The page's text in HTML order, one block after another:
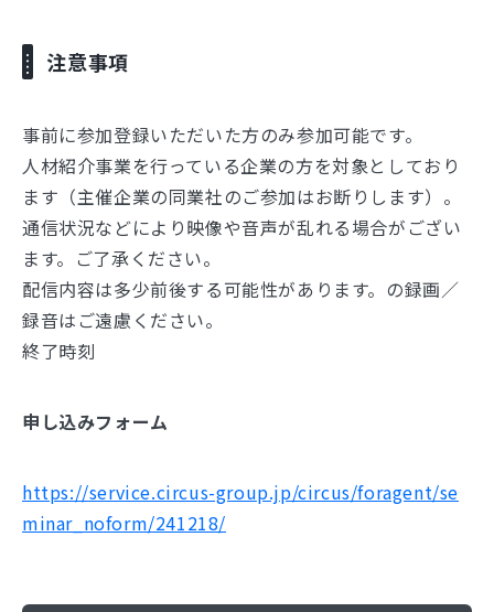
注意事項
事前に参加登録いただいた方のみ参加可能です。
人材紹介事業を行っている企業の方を対象としており
ます（主催企業の同業社のご参加はお断りします）。
通信状況などにより映像や音声が乱れる場合がござい
ます。ご了承ください。
配信内容は多少前後する可能性があります。の録画／
録音はご遠慮ください。
終了時刻
申し込みフォーム
https://service.circus-group.jp/circus/foragent/se
minar_noform/241218/